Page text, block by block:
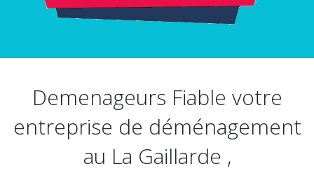
Demenageurs Fiable votre
entreprise de déménagement
au La Gaillarde ,